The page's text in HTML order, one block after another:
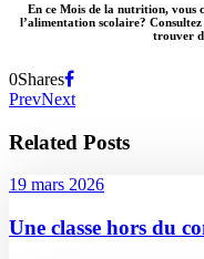
En ce Mois de la nutrition, vous
l’alimentation scolaire?
trouver
0Shares
PrevNext
Related Posts
19 mars 2026
Une classe hors du